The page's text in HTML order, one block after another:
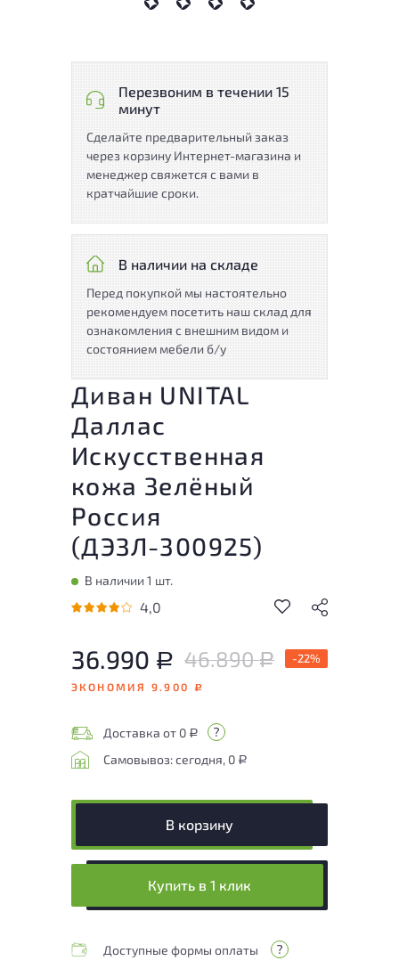
Перезвоним в течении 15
минут
Сделайте предварительный заказ
через корзину Интернет-магазина и
менеджер свяжется с вами в
кратчайшие сроки.
В наличии на складе
Перед покупкой мы настоятельно
рекомендуем посетить наш склад для
ознакомления с внешним видом и
состоянием мебели б/у
Диван UNITAL
Даллас
Искусственная
кожа Зелёный
Россия
(ДЭЗЛ-300925)
В наличии 1 шт.
4,0
36.990 Р 46.890Р -22%
ЭКОНОМИЯ 9.900 Р
Доставка от 0 Р
Самовывоз: сегодня, 0 Р
В корзину
Купить в 1 клик
Доступные формы оплаты